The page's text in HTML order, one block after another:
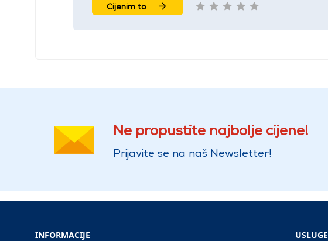
Cijenim to
Ne propustite najbolje cijene!
Prijavite se na naš Newsletter!
INFORMACIJE
USLUGE